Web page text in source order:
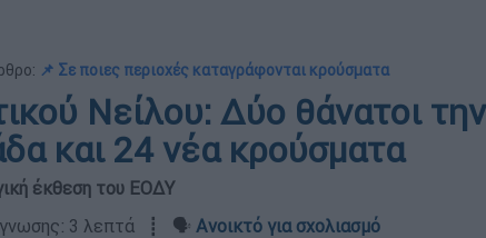
📌 Σε ποιες περιοχές καταγράφονται κρούσματα
Νείλου: Δύο θάνατοι
και 24 νέα κρούσματα
έκθεση του ΕΟΔΥ
3 λεπτά ┋ 🗣️ Ανοικτό για σχολιασμό